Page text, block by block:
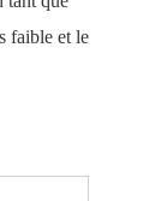
faible et le